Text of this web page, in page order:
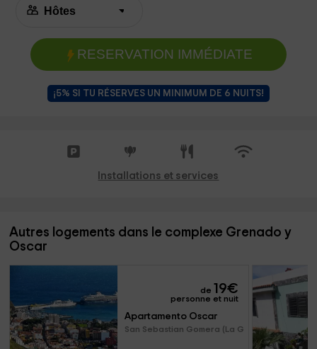
RESERVATION IMMÉDIATE
¡5% SI TU RÉSERVES UN MINIMUM DE 6 NUITS!
Installations et services
Autres logements dans le complexe Grenado y
Oscar
de 19€
personne et nuit
Apartamento Oscar
San Sebastian Gomera (La Gomer